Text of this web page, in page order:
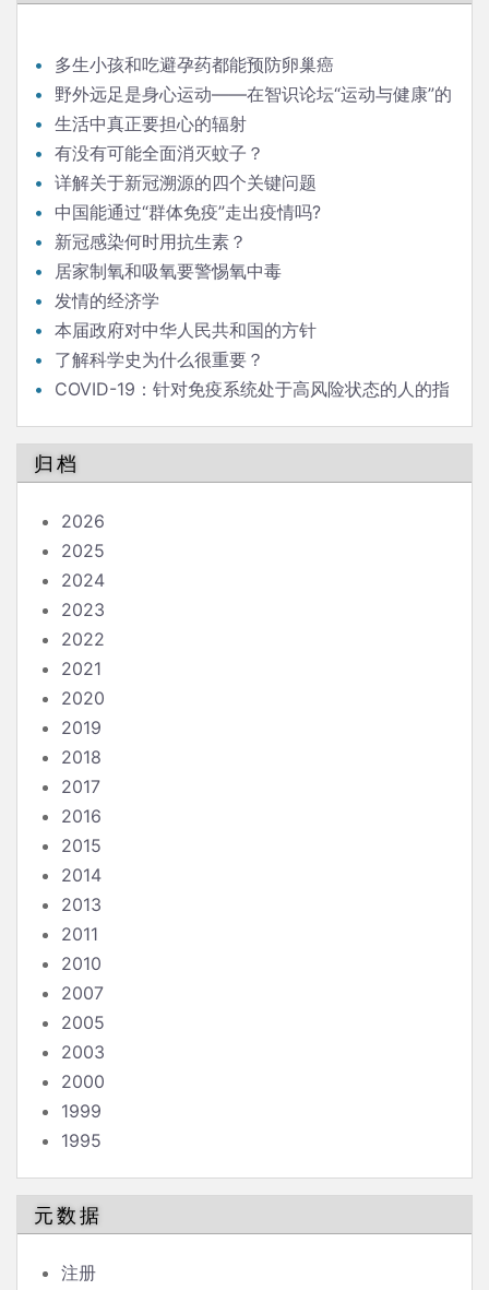
多生小孩和吃避孕药都能预防卵巢癌
野外远足是身心运动——在智识论坛“运动与健康”的
发言生活中真正要担心的辐射
有没有可能全面消灭蚊子？
详解关于新冠溯源的四个关键问题
中国能通过“群体免疫”走出疫情吗?
新冠感染何时用抗生素？
居家制氧和吸氧要警惕氧中毒
发情的经济学
本届政府对中华人民共和国的方针
了解科学史为什么很重要？
COVID-19：针对免疫系统处于高风险状态的人的指
归档
2026
2025
2024
2023
2022
2021
2020
2019
2018
2017
2016
2015
2014
2013
2011
2010
2007
2005
2003
2000
1999
1995
元数据
注册